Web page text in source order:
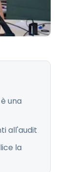
una
all'audit
la